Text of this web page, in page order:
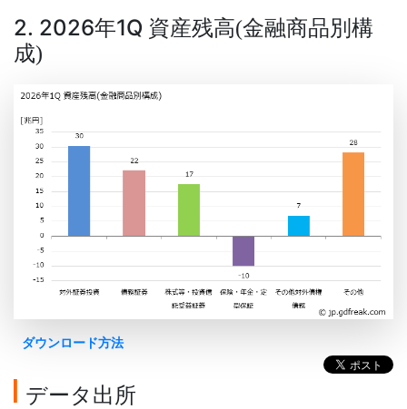
2. 2026年1Q 資産残高(金融商品別構
成)
ダウンロード方法
データ出所